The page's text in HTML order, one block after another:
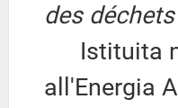
des
Istituita
all'Energia